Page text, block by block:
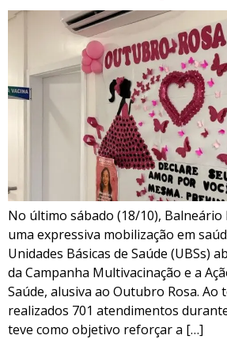
No último sábado (18/10),
uma expressiva mobilização em
Unidades Básicas de Saúde (UBSs)
da Campanha Multivacinação e a
Saúde, alusiva ao Outubro Rosa. Ao
realizados 701 atendimentos
teve como objetivo reforçar a […]